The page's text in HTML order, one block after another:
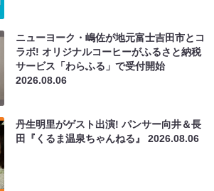
ニューヨーク・嶋佐が地元富士吉田市とコ
ラボ! オリジナルコーヒーがふるさと納税
サービス「わらふる」で受付開始
2026.08.06
丹生明里がゲスト出演! パンサー向井＆長
田『くるま温泉ちゃんねる』2026.08.06